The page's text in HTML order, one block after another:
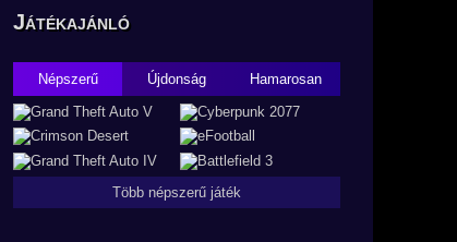
Játékajánló
Népszerű Újdonság Hamarosan
Több népszerű játék